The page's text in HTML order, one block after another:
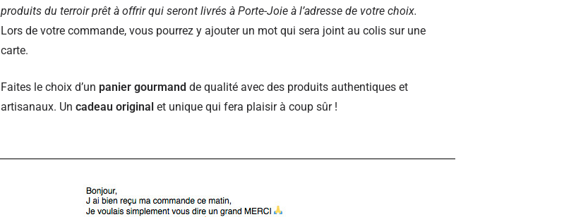
produits du terroir prêt à offrir qui seront livrés à Porte-Joie à l’adresse de votre choix.
Lors de votre commande, vous pourrez y ajouter un mot qui sera joint au colis sur une
carte.
Faites le choix d’un panier gourmand de qualité avec des produits authentiques et
artisanaux. Un cadeau original et unique qui fera plaisir à coup sûr !